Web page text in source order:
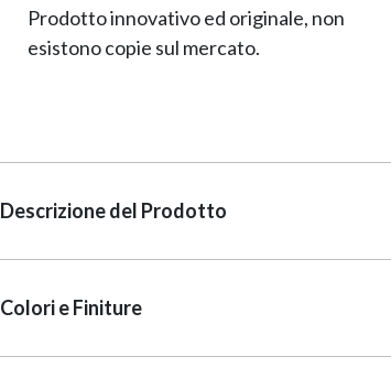
Prodotto innovativo ed originale, non
esistono copie sul mercato.
Descrizione del Prodotto
Colori e Finiture